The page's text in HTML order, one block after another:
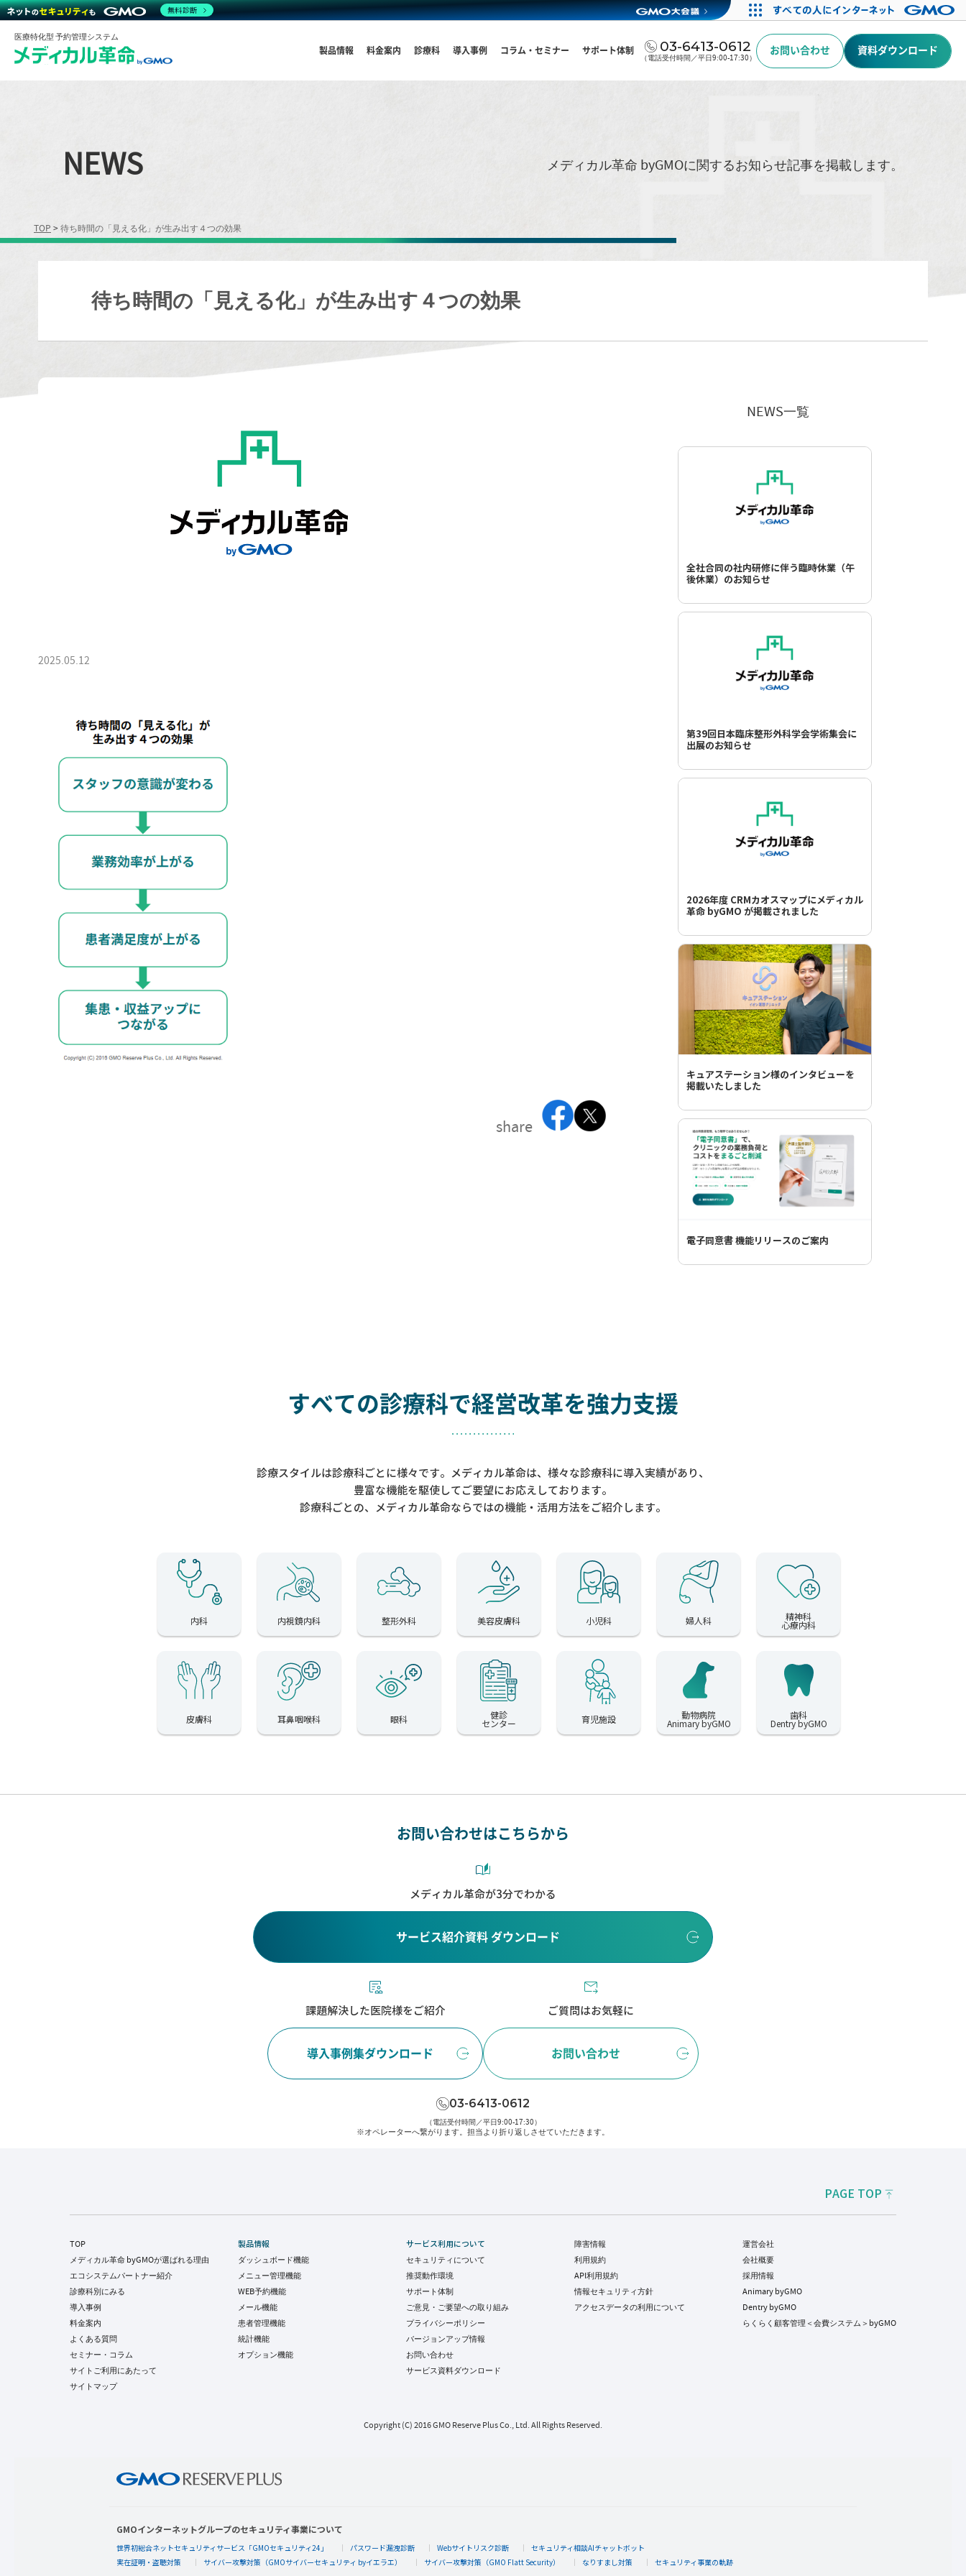
医療特化型 予約管理システム
製品情報 料金案内 診療科 導入事例 コラム・セミナー サポート体制 03-6413-0612
（電話受付時間／平日9:00-17:30）
お問い合わせ 資料ダウンロード
NEWS メディカル革命 byGMOに関するお知らせ記事を掲載します。
TOP > 待ち時間の「見える化」が生み出す４つの効果
待ち時間の「見える化」が生み出す４つの効果
2025.05.12
share
NEWS一覧
全社合同の社内研修に伴う臨時休業（午
後休業）のお知らせ
第39回日本臨床整形外科学会学術集会に
出展のお知らせ
2026年度 CRMカオスマップにメディカル
革命 byGMO が掲載されました
キュアステーション様のインタビューを
掲載いたしました
電子同意書 機能リリースのご案内
すべての診療科で経営改革を強力支援
診療スタイルは診療科ごとに様々です。メディカル革命は、様々な診療科に導入実績があり、
豊富な機能を駆使してご要望にお応えしております。
診療科ごとの、メディカル革命ならではの機能・活用方法をご紹介します。
内科 内視鏡内科 整形外科 美容皮膚科 小児科 婦人科 精神科
心療内科
皮膚科 耳鼻咽喉科 眼科 健診
センター 育児施設 動物病院
Animary byGMO
歯科
Dentry byGMO
お問い合わせはこちらから
メディカル革命が3分でわかる
サービス紹介資料 ダウンロード
課題解決した医院様をご紹介
導入事例集ダウンロード
ご質問はお気軽に
お問い合わせ
03-6413-0612
（電話受付時間／平日9:00-17:30）
※オペレーターへ繋がります。 担当より折り返しさせていただきます。
PAGE TOP
TOP
メディカル革命 byGMOが選ばれる理由
エコシステムパートナー紹介
診療科別にみる
導入事例
料金案内
よくある質問
セミナー・コラム
サイトご利用にあたって
サイトマップ
製品情報
ダッシュボード機能
メニュー管理機能
WEB予約機能
メール機能
患者管理機能
統計機能
オプション機能
サービス利用について
セキュリティについて
推奨動作環境
サポート体制
ご意見・ご要望への取り組み
プライバシーポリシー
バージョンアップ情報
お問い合わせ
サービス資料ダウンロード
障害情報
利用規約
API利用規約
情報セキュリティ方針
アクセスデータの利用について
運営会社
会社概要
採用情報
Animary byGMO
Dentry byGMO
らくらく顧客管理＜会費システム＞byGMO
Copyright (C) 2016 GMO Reserve Plus Co., Ltd. All Rights Reserved.
GMOインターネットグループのセキュリティ事業について
世界初総合ネットセキュリティサービス「GMOセキュリティ24」 パスワード漏洩診断 Webサイトリスク診断
セキュリティ相談AIチャットボット
実在証明・盗聴対策
サイバー攻撃対策（GMOサイバーセキュリティ byイエラエ） サイバー攻撃対策（GMO Flatt Security） なりすまし対策 セキュリティ事業の軌跡
無料診断